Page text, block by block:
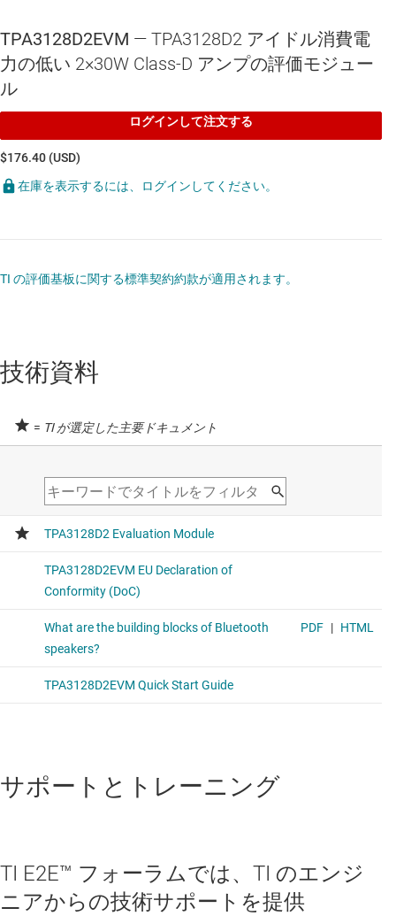
TPA3128D2EVM — TPA3128D2 アイドル消費電
力の低い 2×30W Class-D アンプの評価モジュー
ル
ログインして注文する
$176.40 (USD)
在庫を表示するには、ログインしてください。
TI の評価基板に関する標準契約約款が適用されます。
技術資料
= TI が選定した主要ドキュメント
サポートとトレーニング
TI E2E™ フォーラムでは、TI のエンジ
ニアからの技術サポートを提供